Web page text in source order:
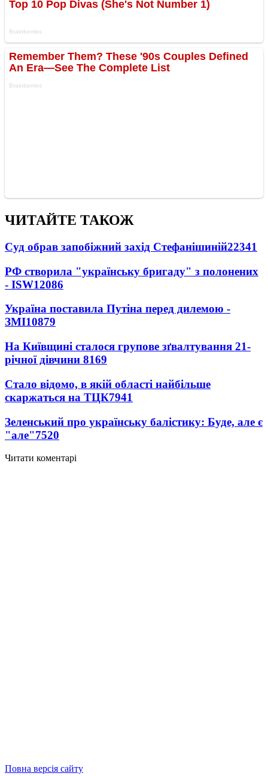
ЧИТАЙТЕ ТАКОЖ
Суд обрав запобіжний захід Стефанішиній22341
РФ створила "українську бригаду" з полонених
- ISW12086
Україна поставила Путіна перед дилемою -
ЗМІ10879
На Київщині сталося групове зґвалтування 21-
річної дівчини 8169
Стало відомо, в якій області найбільше
скаржаться на ТЦК7941
Зеленський про українську балістику: Буде, але є
"але"7520
Читати коментарі
Повна версія сайту